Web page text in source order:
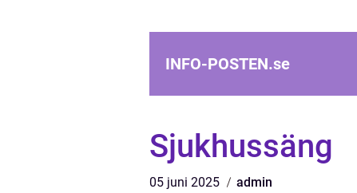
INFO-POSTEN.se
Sjukhussäng
05 juni 2025 admin